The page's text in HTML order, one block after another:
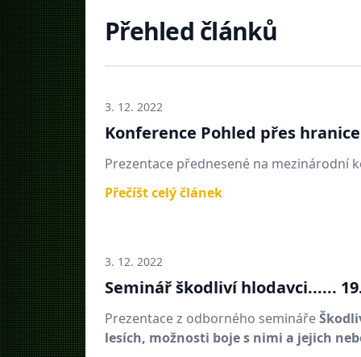
Přehled článků
3. 12. 2022
Konference Pohled přes hranice
Prezentace přednesené na mezinárodní
Přečíšt celý článek
3. 12. 2022
Seminář škodliví hlodavci......
Prezentace z odborného semináře
lesích, možnosti boje s nimi a jejich